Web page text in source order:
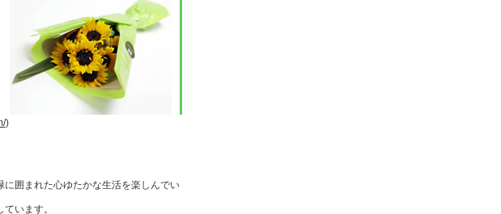
)
に囲まれた心ゆたかな生活を楽しんでい
います。